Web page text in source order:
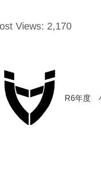
Views: 2,170
R6年度